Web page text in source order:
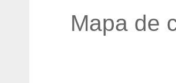
Mapa de